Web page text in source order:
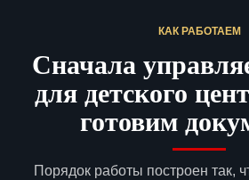
КАК РАБОТАЕМ
Сначала
для детского
готовим
Порядок работы построен так,